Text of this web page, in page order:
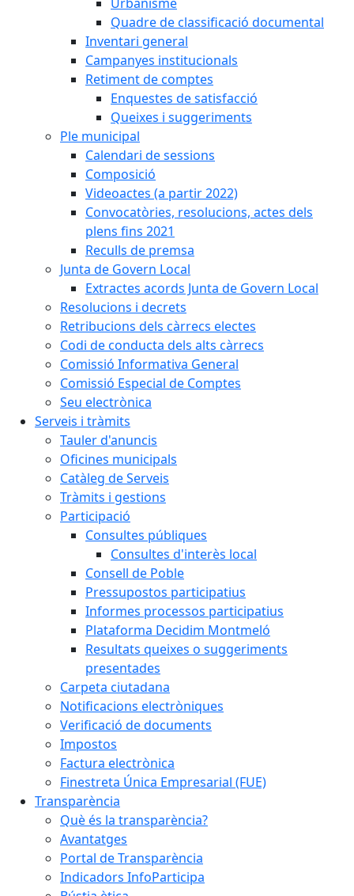
Quadre de classificació documental
Inventari general
Campanyes institucionals
Retiment de comptes
Enquestes de satisfacció
Queixes i suggeriments
Ple municipal
Calendari de sessions
Composició
Videoactes (a partir 2022)
Convocatòries, resolucions, actes dels
plens fins 2021
Reculls de premsa
Junta de Govern Local
Extractes acords Junta de Govern Local
Resolucions i decrets
Retribucions dels càrrecs electes
Codi de conducta dels alts càrrecs
Comissió Informativa General
Comissió Especial de Comptes
Seu electrònica
Serveis i tràmits
Tauler d'anuncis
Oficines municipals
Catàleg de Serveis
Tràmits i gestions
Participació
Consultes públiques
Consultes d'interès local
Consell de Poble
Pressupostos participatius
Informes processos participatius
Plataforma Decidim Montmeló
Resultats queixes o suggeriments
presentades
Carpeta ciutadana
Notificacions electròniques
Verificació de documents
Impostos
Factura electrònica
Finestreta Única Empresarial (FUE)
Transparència
Què és la transparència?
Avantatges
Portal de Transparència
Indicadors InfoParticipa